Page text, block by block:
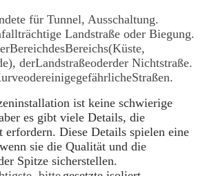
für Tunnel, Ausschaltung.
Landstraße oder Biegung.
derLandstraßeoderder Nichtstraße.
ist keine schwierige
es gibt viele Details, die
erfordern. Diese Details spielen eine
sie die Qualität und die
Spitze sicherstellen.